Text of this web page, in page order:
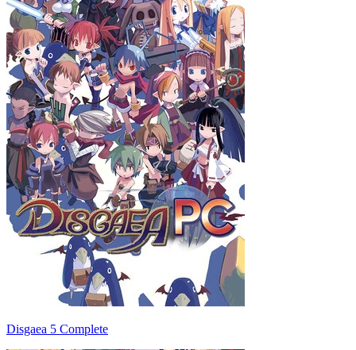
Disgaea 5 Complete